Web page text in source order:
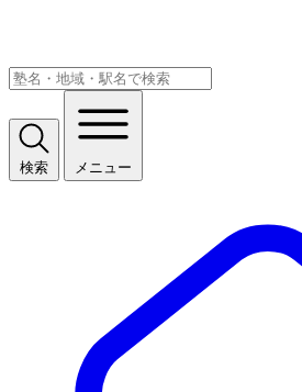
検索 メニュー